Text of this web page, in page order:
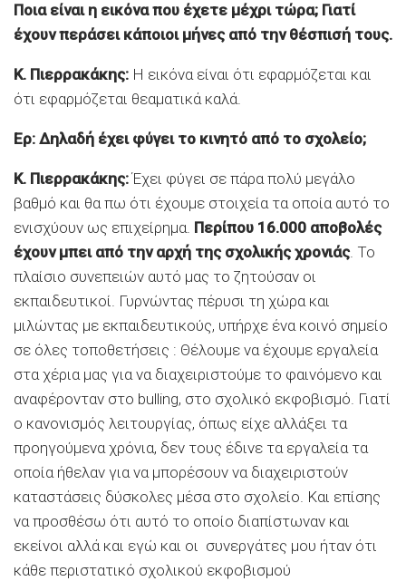
Ποια είναι η εικόνα που έχετε μέχρι τώρα; Γιατί
έχουν περάσει κάποιοι μήνες από την θέσπισή τους.
Κ. Πιερρακάκης: Η εικόνα είναι ότι εφαρμόζεται και
ότι εφαρμόζεται θεαματικά καλά.
Ερ: Δηλαδή έχει φύγει το κινητό από το σχολείο;
Κ. Πιερρακάκης:Έχει φύγει σε πάρα πολύ μεγάλο
βαθμό και θα πω ότι έχουμε στοιχεία τα οποία αυτό το
ενισχύουν ως επιχείρημα. Περίπου 16.000 αποβολές
έχουν μπει από την αρχή της σχολικής χρονιάς. Το
πλαίσιο συνεπειών αυτό μας το ζητούσαν οι
εκπαιδευτικοί. Γυρνώντας πέρυσι τη χώρα και
μιλώντας με εκπαιδευτικούς, υπήρχε ένα κοινό σημείο
σε όλες τοποθετήσεις : Θέλουμε να έχουμε εργαλεία
στα χέρια μας για να διαχειριστούμε το φαινόμενο και
αναφέρονταν στο bulling, στο σχολικό εκφοβισμό. Γιατί
ο κανονισμός λειτουργίας, όπως είχε αλλάξει τα
προηγούμενα χρόνια, δεν τους έδινε τα εργαλεία τα
οποία ήθελαν για να μπορέσουν να διαχειριστούν
καταστάσεις δύσκολες μέσα στο σχολείο. Και επίσης
να προσθέσω ότι αυτό το οποίο διαπίστωναν και
εκείνοι αλλά και εγώ και οι συνεργάτες μου ήταν ότι
κάθε περιστατικό σχολικού εκφοβισμού